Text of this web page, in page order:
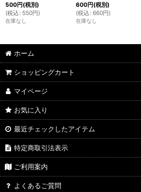
500円(税別)
(税込 : 550円)
在庫なし
600円(税別)
(税込 : 660円)
在庫なし
ホーム
ショッピングカート
マイページ
お気に入り
最近チェックしたアイテム
特定商取引法表示
ご利用案内
よくあるご質問